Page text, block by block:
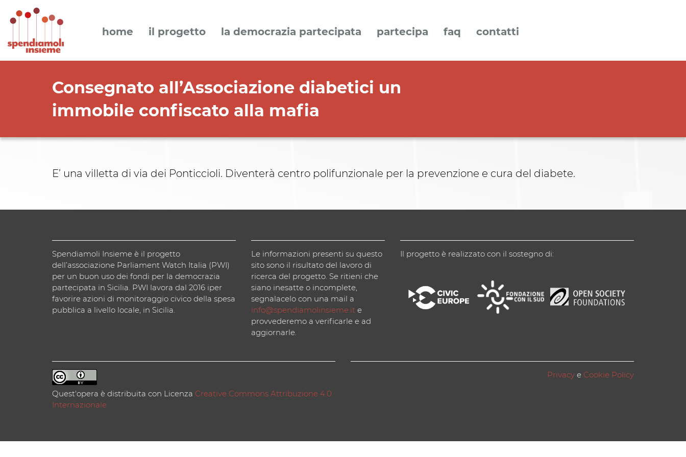
home il progetto la democrazia partecipata partecipa faq contatti
Consegnato all’Associazione diabetici un
immobile confiscato alla mafia
E’ una villetta di via dei Ponticcioli. Diventerà centro polifunzionale per la prevenzione e cura del diabete.
Spendiamoli Insieme è il progetto
dell’associazione Parliament Watch Italia (PWI)
per un buon uso dei fondi per la democrazia
partecipata in Sicilia. PWI lavora dal 2016 iper
favorire azioni di monitoraggio civico della spesa
pubblica a livello locale, in Sicilia.
Le informazioni presenti su questo
sito sono il risultato del lavoro di
ricerca del progetto. Se ritieni che
siano inesatte o incomplete,
segnalacelo con una mail a
info@spendiamolinsieme.ite
provvederemo a verificarle e ad
aggiornarle.
Il progetto è realizzato con il sostegno di:
Quest'opera è distribuita con Licenza Creative Commons Attribuzione 4.0
Internazionale
Privacy e Cookie Policy